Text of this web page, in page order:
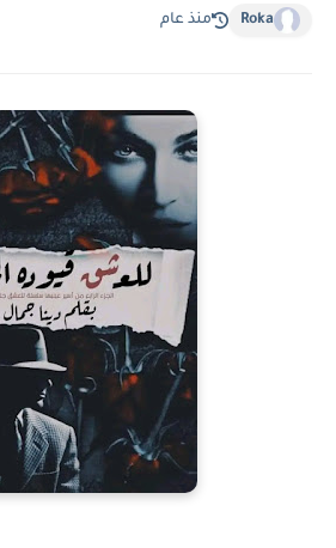
Roka منذ عام